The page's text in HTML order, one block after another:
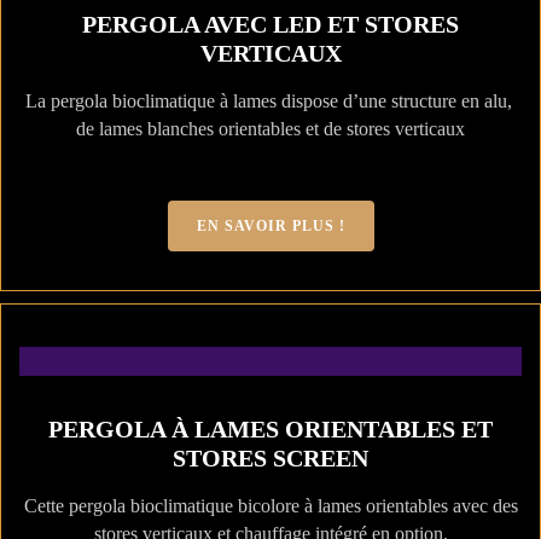
PERGOLA AVEC LED ET STORES
VERTICAUX
La pergola bioclimatique à lames dispose d’une structure en alu,
de lames blanches orientables et de stores verticaux
EN SAVOIR PLUS !
PERGOLA À LAMES ORIENTABLES ET
STORES SCREEN
Cette pergola bioclimatique bicolore à lames orientables avec des
stores verticaux et chauffage intégré en option.